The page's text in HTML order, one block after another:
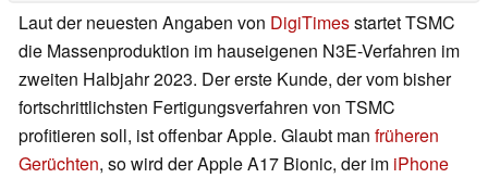
Laut der neuesten Angaben von DigiTimesstartet TSMC
die Massenproduktion im hauseigenen N3E-Verfahren im
zweiten Halbjahr 2023. Der erste Kunde, der vom bisher
fortschrittlichsten Fertigungsverfahren von TSMC
profitieren soll, ist offenbar Apple. Glaubt man früheren
Gerüchten, so wird der Apple A17 Bionic, der im iPhone